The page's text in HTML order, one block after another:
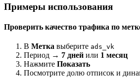
Примеры использования
Проверить качество трафика по
В Метка выберите ads_vk
Период → 7 дней или 1 месяц
Нажмите Показать
Посмотрите долю отписок и